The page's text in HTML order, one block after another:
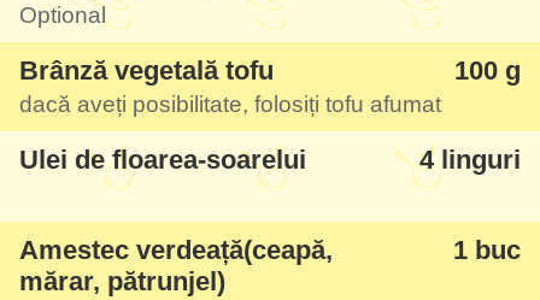
Optional
Brânză vegetală tofu 100 g
dacă aveți posibilitate, folosiți tofu afumat
Ulei de floarea-soarelui 4 linguri
Amestec verdeață(ceapă,
mărar, pătrunjel)
1 buc